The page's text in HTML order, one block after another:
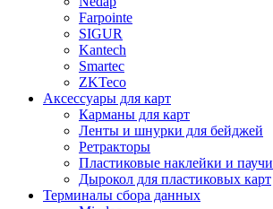
Farpointe
SIGUR
Kantech
Smartec
ZKTeco
Аксессуары для карт
Карманы для карт
Ленты и шнурки для бейджей
Ретракторы
Пластиковые наклейки и паучи
Дырокол для пластиковых карт
Терминалы сбора данных